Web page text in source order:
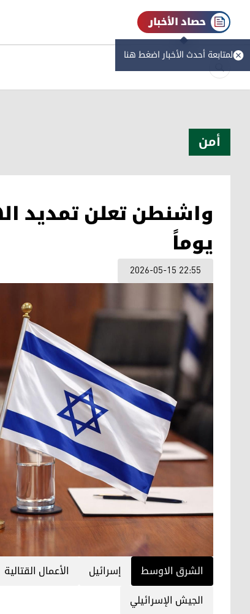
حصاد الأخبار
لمتابعة أحدث الأخبار اضغط هنا
أمن
يوماً
2026-05-15 22:55
الشرق الاوسط إسرائيل الأعمال القتالية
الجيش الإسرائيلي